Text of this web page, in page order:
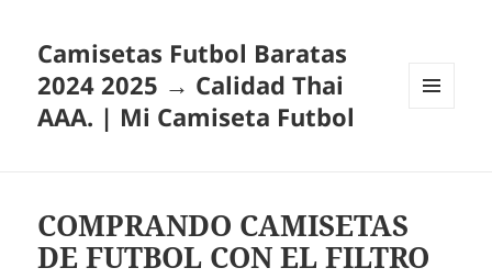
Camisetas Futbol Baratas
2024 2025 → Calidad Thai
AAA. | Mi Camiseta Futbol
COMPRANDO CAMISETAS
DE FUTBOL CON EL FILTRO